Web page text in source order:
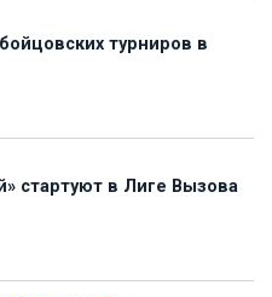
турниров в
стартуют в Лиге Вызова